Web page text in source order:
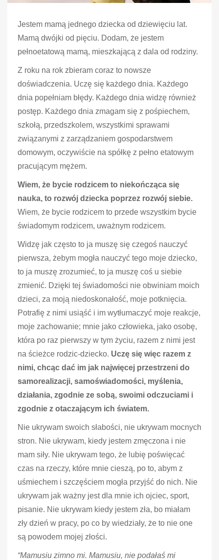
Jestem mamą jednego dziecka od dziewięciu lat.
Mamą dwójki od pięciu. Dodam, że jestem
pełnoetatową mamą, mieszkającą z dala od rodziny.
Z roku na rok zbieram coraz to nowsze
doświadczenia. Uczę się każdego dnia. Każdego
dnia popełniam błędy. Każdego dnia widzę również
postęp. Każdego dnia zmagam się z pośpiechem,
szkołą, przedszkolem, wszystkimi sprawami
związanymi z zarządzaniem gospodarstwem
domowym, oczywiście na spółkę z pełno etatowym
pracującym mężem.
Wiem, że bycie rodzicem to niekończąca się
nauka, to rozwój dziecka poprzez rozwój siebie.
Wiem, że bycie rodzicem to przede wszystkim bycie
świadomym rodzicem, uważnym rodzicem.
Widzę jak często to ja muszę się czegoś nauczyć
pierwsza, żebym mogła nauczyć tego moje dziecko,
to ja muszę zrozumieć, to ja muszę coś u siebie
zmienić. Dzięki tej świadomości nie obwiniam moich
dzieci, za moją niedoskonałość, moje potknięcia.
Potrafię z nimi usiąść i im wytłumaczyć moje reakcje,
moje zachowanie; mnie jako człowieka, jako osobę,
która po raz pierwszy w tym życiu, razem z nimi jest
na ścieżce rodzic-dziecko. Uczę się więc razem z
nimi, chcąc dać im jak najwięcej przestrzeni do
samorealizacji, samoświadomości, myślenia,
działania, zgodnie ze sobą, swoimi odczuciami i
zgodnie z otaczającym ich światem.
Nie ukrywam swoich słabości, nie ukrywam mocnych
stron. Nie ukrywam, kiedy jestem zmęczona i nie
mam siły. Nie ukrywam tego, że lubię poświęcać
czas na rzeczy, które mnie cieszą, po to, abym z
uśmiechem i szczęściem mogła przyjść do nich. Nie
ukrywam jak ważny jest dla mnie ich ojciec, sport,
pisanie. Nie ukrywam kiedy jestem zła, bo miałam
zły dzień w pracy, po co by wiedziały, że to nie one
są powodem mojej złości.
“Mamusiu zimno mi. Mamusiu, nie podałaś mi